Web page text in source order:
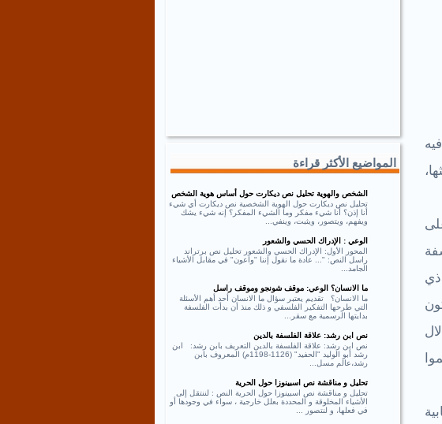
ذي
المواضيع الأكثر قراءة
الشخص والهوية تحليل نص ديكارت حول أساس هوية الشخص
تحليل نص ديكارت حول الهوية الشخصية نص ديكارت أي شيء
أنا إذن؟ أنا شيء مفكر وما الشيء المفكر؟ إنه شيء يشك
ويفهم، ويتصور، ويثبت، وينفي...
الوعي : الإدراك الحسي والشعور
المحور الأول: الإدراك الحسي والشعور تحليل نص برتراند
راسل النص: "... عادة ما نقول إننا "واعون" في مقابل الأشياء
الجامد...
ما الانسان؟ الوعي: موقف شونجو وموقف راسل
ما الانسان؟ تقديم يعتبر سؤال ما الانسان أحد أهم الأسئلة
التي طرحها التفكير الفلسفي و ذلك منذ أن بدأت الفلسفة
بدايتها الرسمية مع سقر...
نص ابن رشد: علاقة الفلسفة بالدين
نص ابن رشد: علاقة الفلسفة بالدين التعريف بابن رشد: ابن
رشد أبو الوليد "الحفيد" (1126-1198م) المعروف بابن
رشد،عالم مسل...
تحليل و مناقشة نص اسبينوزا حول الحرية
تحليل و مناقشة نص اسبينوزا حول الحرية النص : لننتقل إلى
الأشياء المخلوقة و المحددة بعلل خارجية ، سواء في وجودها أو
في فعلها، و لنتصور ...